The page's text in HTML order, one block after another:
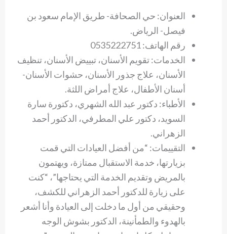
العنوان: حي الصحافة- طريق الإمام سعود بن
فيصل- الرياض.
رقم الهاتف: 0535222751
الخدمات: تقويم الأسنان، تبييض الأسنان، تنظيف
الأسنان، علاج جذور الأسنان، حشوات الأسنان-
أسنان الأطفال، علاج أمراض اللثة.
الأطباء: دكتور عبد الله الشهري، دكتورة سارة
السويد، دكتور علي المطرفي، الدكتور أحمد
الزهراني.
التقييمات: “من أفضل العيادات التي قمت
بزيارتها، خدمة الاستقبال ممتازة، ويهتمون
بالمريض وتقديم الخدمة التي يحتاجها”، “كنت
على زيارة للدكتور أحمد الزهراني للكشف،
وحقيقي من أول ما دخلت إلى العيادة وأنا أشعر
بالهدوء والطمأنينة، الدكتور بشوش الوجه